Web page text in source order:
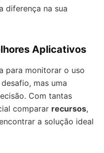
diferença na sua
Aplicativos
para monitorar o uso
mas uma
Com tantas
comparar recursos,
a solução ideal